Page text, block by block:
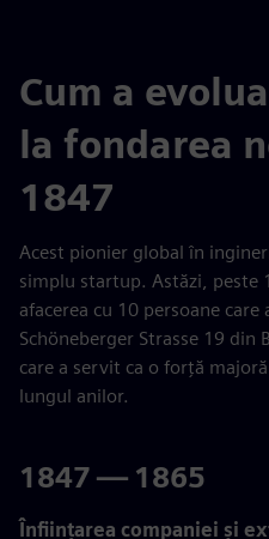
Cum a
la fondarea
1847
Acest pionier global în
simplu startup. Astăzi, peste
afacerea cu 10 persoane
Schöneberger Strasse 19 din
care a servit ca o forță
lungul anilor.
1847 — 1865
Înființarea companiei și